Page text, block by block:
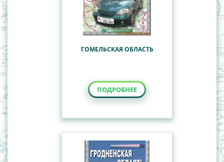
ГОМЕЛЬСКАЯ ОБЛАСТЬ
ПОДРОБНЕЕ